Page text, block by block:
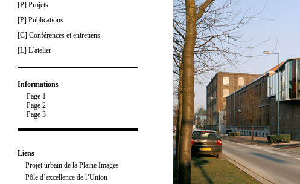
[P] Projets
[P] Publications
[C] Conférences et entretiens
[L] L’atelier
Informations
Page 1
Page 2
Page 3
Liens
Projet urbain de la Plaine Images
Pôle d’excellence de l’Union